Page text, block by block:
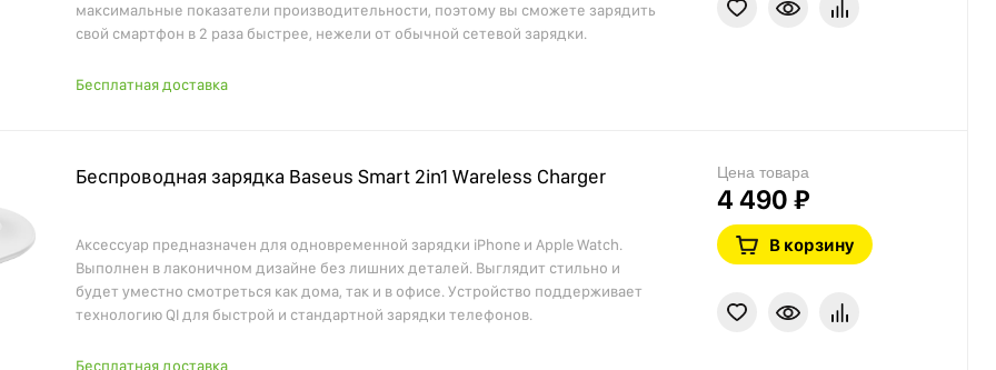
максимальные показатели производительности, поэтому вы сможете зарядить
свой смартфон в 2 раза быстрее, нежели от обычной сетевой зарядки.
Бесплатная доставка
Беспроводная зарядка Baseus Smart 2in1 Wareless Charger
Аксессуар предназначен для одновременной зарядки iPhone и Apple Watch.
Выполнен в лаконичном дизайне без лишних деталей. Выглядит стильно и
будет уместно смотреться как дома, так и в офисе. Устройство поддерживает
технологию QI для быстрой и стандартной зарядки телефонов.
Бесплатная доставка
Цена товара
4 490 ₽
В корзину